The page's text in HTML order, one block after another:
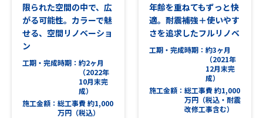
限られた空間の中で、広
がる可能性。カラーで魅
せる、空間リノベーショ
ン
工期・完成時期
約2ヶ月
（2022年
10月末完
成）
施工金額
総工事費 約1,000
万円（税込）
年齢を重ねてもずっと快
適。耐震補強＋使いやす
さを追求したフルリノベ
工期・完成時期
約3ヶ月
（2021年
12月末完
成）
施工金額
総工事費 約1,000
万円（税込・耐震
改修工事含む）